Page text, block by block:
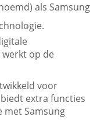
als Samsung
op de
voor
extra functies
met Samsung